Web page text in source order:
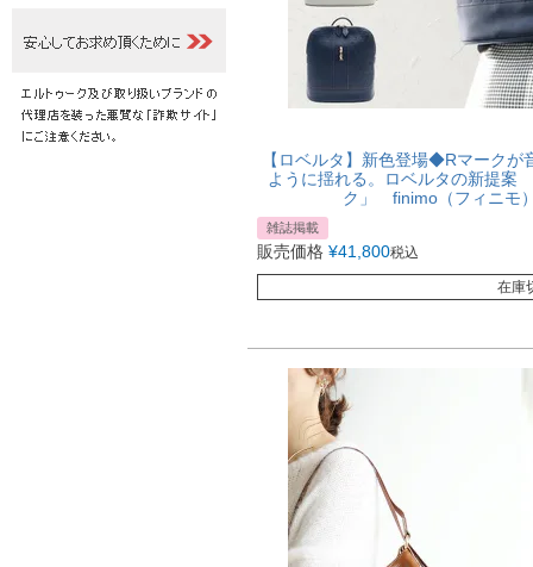
【ロベルタ】新色登場◆Rマークが
ように揺れる。ロベルタの新提
ク」 finimo（フィニモ
雑誌掲載
販売価格 ¥41,800税込
在庫